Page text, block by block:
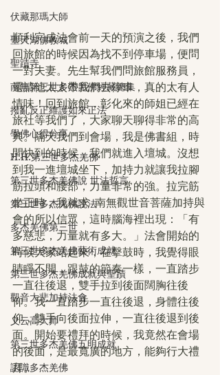
伏藏那瑪大師
聖天湖佛教城
聖蹟寺
南無第三世多杰羌佛經藏總集
撥亂反正維護如來正法
學佛心得分享
H.H.第三世多杰羌佛
第三世多杰羌佛說 世法哲言
第三世多杰羌佛說法
多杰羌佛第三世
第三世多杰羌佛藝術成就
第三世多杰羌佛成就與聖蹟
觀音大悲加持法會
义云高大师
第三世多杰羌佛五明成就
認識多杰羌佛
順利完成法會前一天的預演之後，我們
回旅館的時候因為找不到停車場，便問
一對夫妻。先生幫我們問旅館服務員，
還請他太太帶我們去停車，真的太有人
情味！回到旅館，彰化來的師姐已經在
旅社等我們了，大家聊天聊得非常的高
興。隔天我們到會場，我是佛書組，時
間快到的時候，我們就進入壇城。沒想
到我一進壇城坐下，加持力就讓我拉腳
筋拉頭和腰部，力量非常的強。拉完筋
坐正時，我就求  南無觀世音菩薩加持與
會的所以信眾，這時腦海裡出現：「有
多慈悲，力量就有多大。」法會開始的
時候大家站起來，在擊鼓時，我覺得眼
睛睜不開，跟鼓的節奏一樣，一直踏步
一直往後退，雙手拉到後面闊胸往後
仰。我一直踏步一直往後退，身體往後
仰，雙手向後面拉伸，一直往後退到後
面。開始要禮拜的時候，我竟然在會場
的後面，是最寬廣的地方，能夠行大禮
拜。